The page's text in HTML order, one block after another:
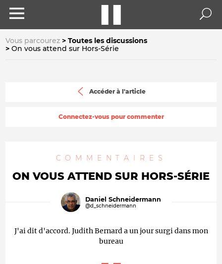
Vous parcourez
Toutes les discussions
On vous attend sur Hors-Série
Accéder à l'article
Connectez-vous pour commenter
COMMENTAIRES
ON VOUS ATTEND SUR HORS-SÉRIE
Daniel Schneidermann
@d_schneidermann
J'ai dit d'accord. Judith Bernard a un jour surgi dans mon
bureau